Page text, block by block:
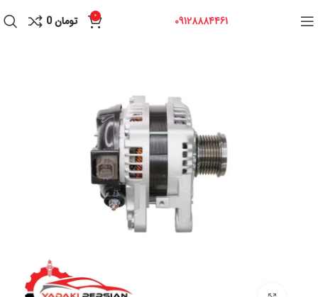
09128884461
0 تومان0